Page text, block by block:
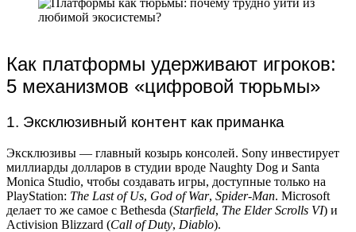
Как платформы удерживают игроков:
5 механизмов «цифровой тюрьмы»
1. Эксклюзивный контент как приманка
Эксклюзивы — главный козырь консолей. Sony инвестирует
миллиарды долларов в студии вроде Naughty Dog и Santa
Monica Studio, чтобы создавать игры, доступные только на
PlayStation: The Last of Us, God of War, Spider-Man. Microsoft
делает то же самое с Bethesda (Starfield, The Elder Scrolls VI) и
Activision Blizzard (Call of Duty, Diablo).